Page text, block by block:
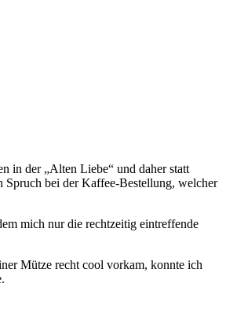
in der „Alten Liebe“ und daher statt
Spruch bei der Kaffee-Bestellung, welcher
mich nur die rechtzeitig eintreffende
Mütze recht cool vorkam, konnte ich